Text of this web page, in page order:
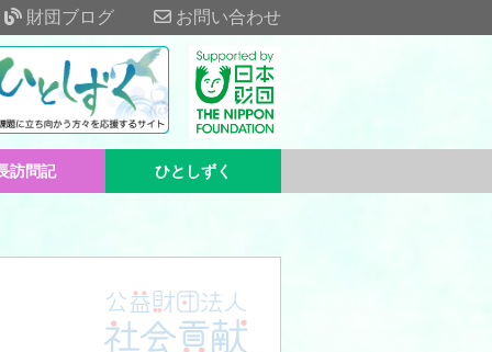
財団ブログ お問い合わせ
訪問記 ひとしずく